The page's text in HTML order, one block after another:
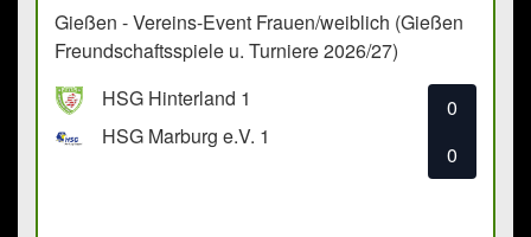
Gießen - Vereins-Event Frauen/weiblich (Gießen
Freundschaftsspiele u. Turniere 2026/27)
HSG Hinterland 1
HSG Marburg e.V. 1
0
0